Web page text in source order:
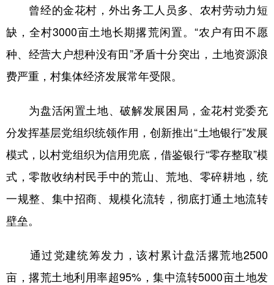
曾经的金花村，外出务工人员多、农村劳动力短
缺，全村3000亩土地长期撂荒闲置。“农户有田不愿
种、经营大户想种没有田”矛盾十分突出，土地资源浪
费严重，村集体经济发展常年受限。
为盘活闲置土地、破解发展困局，金花村党委充
分发挥基层党组织统领作用，创新推出“土地银行”发展
模式，以村党组织为信用兜底，借鉴银行“零存整取”模
式，零散收纳村民手中的荒山、荒地、零碎耕地，统
一规整、集中招商、规模化流转，彻底打通土地流转
壁垒。
通过党建统筹发力，该村累计盘活撂荒地2500
亩，撂荒土地利用率超95%，集中流转5000亩土地发